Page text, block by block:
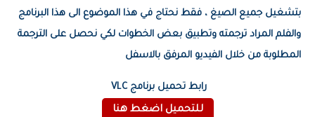
بتشغيل جميع الصيغ ، فقط نحتاج في هذا الموضوع الى هذا البرنامج
والفلم المراد ترجمته وتطبيق بعض الخطوات لكي نحصل على الترجمة
المطلوبة من خلال الفيديو المرفق بالاسفل
رابط تحميل برنامج VLC
للتحميل اضغط هنا